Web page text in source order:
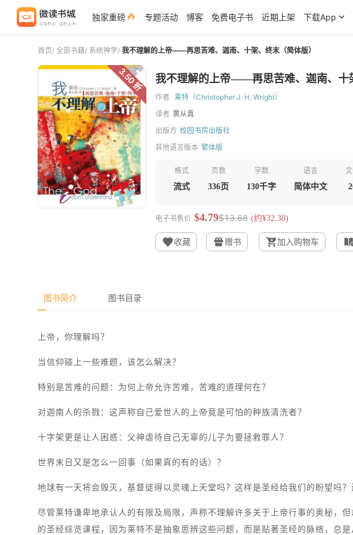
独家重磅 专题活动 博客 免费电子书 近期上架 下载App
首页/ 全部书籍/ 系统神学/ 我不理解的上帝——再思苦难、迦南、十架、终末（简体版）
3.50 折 我不理解的上帝——再思苦难、迦南、十
作者 莱特（Christopher J. H. Wright）
译者 黄从真
出版方 校园书房出版社
其他语言版本 繁体版
格式
流式
页数
336页
字数
130千字
语言
简体中文
电子书售价 $4.79$13.68 (约¥32.38)
收藏 赠书 加入购物车
图书简介 图书目录
上帝，你理解吗？
当信仰碰上一些难题，该怎么解决？
特别是苦难的问题：为何上帝允许苦难，苦难的道理何在？
对迦南人的杀戮：这声称自己爱世人的上帝竟是可怕的种族清洗者？
十字架更是让人困惑：父神虐待自己无辜的儿子为要拯救罪人？
世界末日又是怎么一回事（如果真的有的话）？
地球有一天将会毁灭，基督徒得以灵魂上天堂吗？这样是圣经给我们的盼望吗
尽管莱特谦卑地承认人的有限及局限，声称不理解许多关于上帝行事的奥秘，
的圣经综览课程，因为莱特不是抽象思辨这些问题，而是贴著圣经的脉络，总